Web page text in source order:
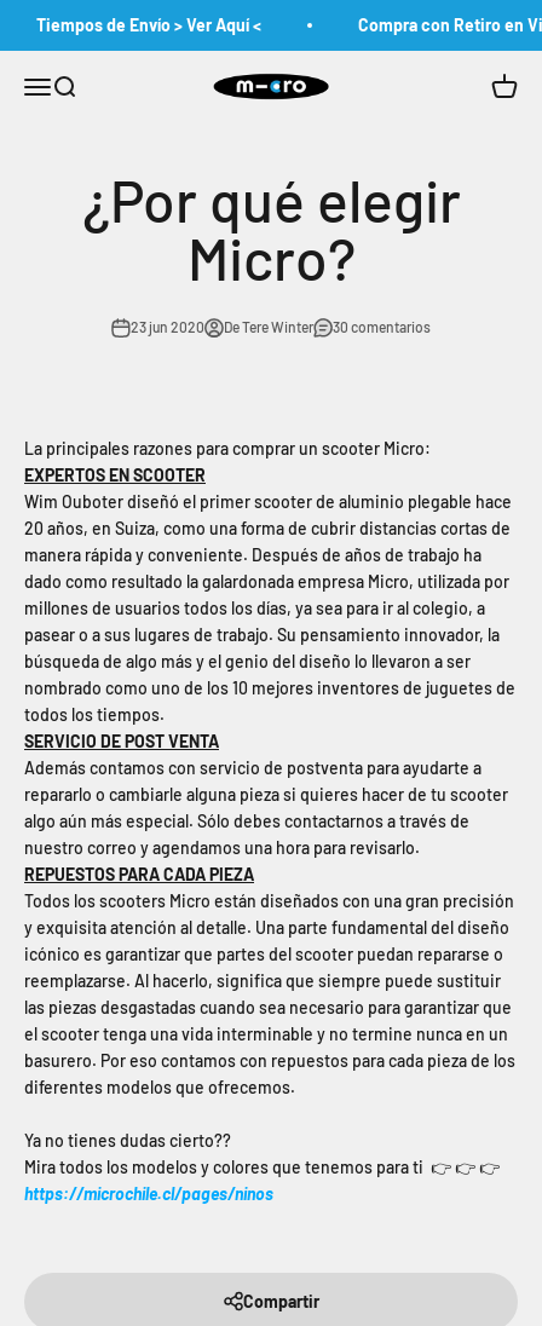
Tiempos de Envío > Ver Aquí < Compra con Retiro en
Abrir menú de navegación
Abrir búsqueda MicroChile Abrir
¿Por qué elegir
Micro?
23 jun 2020 De Tere Winter 30 comentarios
La principales razones para comprar un scooter Micro:
EXPERTOS EN SCOOTER
Wim Ouboter diseñó el primer scooter de aluminio plegable hace
20 años, en Suiza, como una forma de cubrir distancias cortas de
manera rápida y conveniente. Después de años de trabajo ha
dado como resultado la galardonada empresa Micro, utilizada por
millones de usuarios todos los días, ya sea para ir al colegio, a
pasear o a sus lugares de trabajo. Su pensamiento innovador, la
búsqueda de algo más y el genio del diseño lo llevaron a ser
nombrado como uno de los 10 mejores inventores de juguetes de
todos los tiempos.
SERVICIO DE POST VENTA
Además contamos con servicio de postventa para ayudarte a
repararlo o cambiarle alguna pieza si quieres hacer de tu scooter
algo aún más especial. Sólo debes contactarnos a través de
nuestro correo y agendamos una hora para revisarlo.
REPUESTOS PARA CADA PIEZA
Todos los scooters Micro están diseñados con una gran precisión
y exquisita atención al detalle. Una parte fundamental del diseño
icónico es garantizar que partes del scooter puedan repararse o
reemplazarse. Al hacerlo, significa que siempre puede sustituir
las piezas desgastadas cuando sea necesario para garantizar que
el scooter tenga una vida interminable y no termine nunca en un
basurero. Por eso contamos con repuestos para cada pieza de los
diferentes modelos que ofrecemos.
Ya no tienes dudas cierto??
Mira todos los modelos y colores que tenemos para ti 👉 👉👉
https://microchile.cl/pages/ninos
Compartir